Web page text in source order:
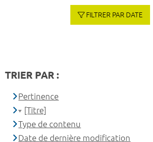
FILTRER PAR DATE
TRIER PAR :
Pertinence
[Titre]
Type de contenu
Date de dernière modification